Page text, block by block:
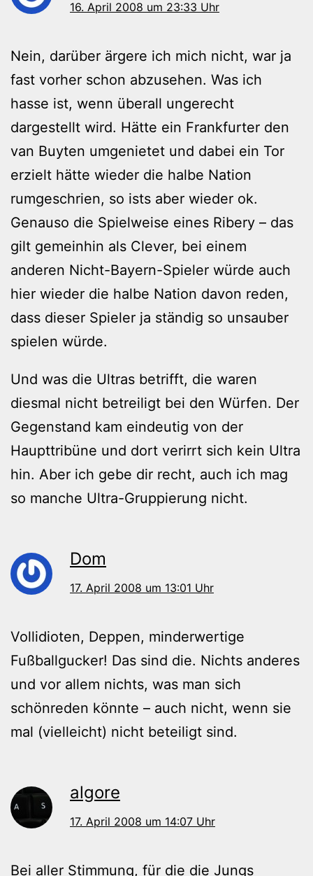
16. April 2008 um 23:33 Uhr
Nein, darüber ärgere ich mich nicht, war ja
fast vorher schon abzusehen. Was ich
hasse ist, wenn überall ungerecht
dargestellt wird. Hätte ein Frankfurter den
van Buyten umgenietet und dabei ein Tor
erzielt hätte wieder die halbe Nation
rumgeschrien, so ists aber wieder ok.
Genauso die Spielweise eines Ribery – das
gilt gemeinhin als Clever, bei einem
anderen Nicht-Bayern-Spieler würde auch
hier wieder die halbe Nation davon reden,
dass dieser Spieler ja ständig so unsauber
spielen würde.
Und was die Ultras betrifft, die waren
diesmal nicht betreiligt bei den Würfen. Der
Gegenstand kam eindeutig von der
Haupttribüne und dort verirrt sich kein Ultra
hin. Aber ich gebe dir recht, auch ich mag
so manche Ultra-Gruppierung nicht.
Dom
17. April 2008 um 13:01 Uhr
Vollidioten, Deppen, minderwertige
Fußballgucker! Das sind die. Nichts anderes
und vor allem nichts, was man sich
schönreden könnte – auch nicht, wenn sie
mal (vielleicht) nicht beteiligt sind.
algore
17. April 2008 um 14:07 Uhr
Bei aller Stimmung, für die die Jungs